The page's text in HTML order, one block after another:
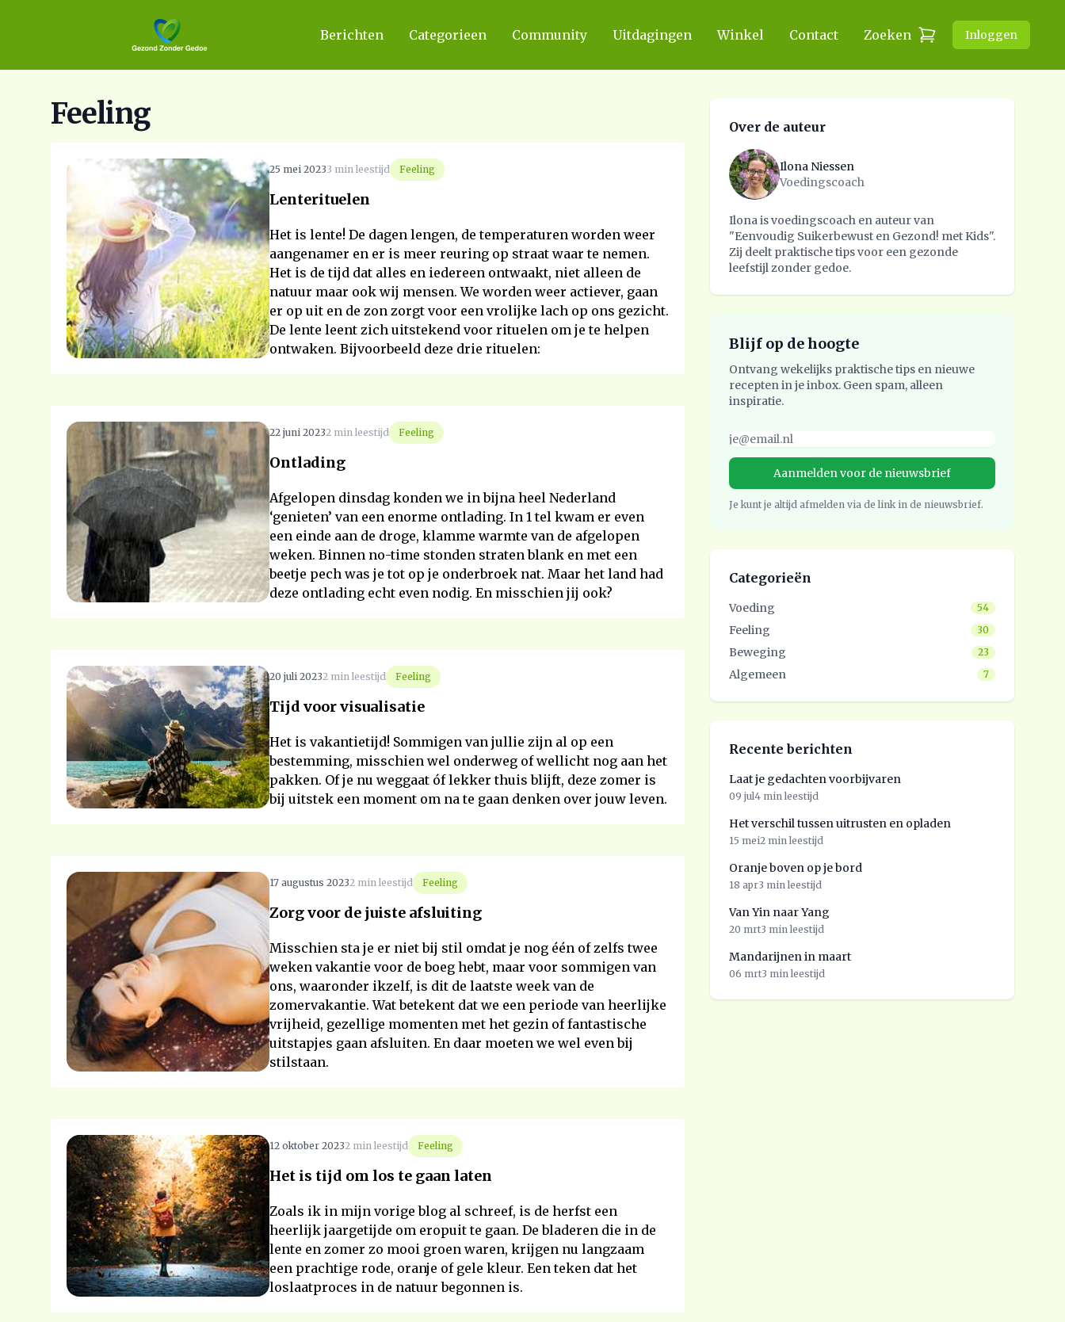
Berichten Categorieen Community Uitdagingen Winkel Contact Zoeken Inloggen
Feeling
25 mei 20233 min leestijd Feeling
Lenterituelen
Het is lente! De dagen lengen, de temperaturen worden weer
aangenamer en er is meer reuring op straat waar te nemen.
Het is de tijd dat alles en iedereen ontwaakt, niet alleen de
natuur maar ook wij mensen. We worden weer actiever, gaan
er op uit en de zon zorgt voor een vrolijke lach op ons gezicht.
De lente leent zich uitstekend voor rituelen om je te helpen
ontwaken. Bijvoorbeeld deze drie rituelen:
22 juni 20232 min leestijd Feeling
Ontlading
Afgelopen dinsdag konden we in bijna heel Nederland
‘genieten’ van een enorme ontlading. In 1 tel kwam er even
een einde aan de droge, klamme warmte van de afgelopen
weken. Binnen no-time stonden straten blank en met een
beetje pech was je tot op je onderbroek nat. Maar het land had
deze ontlading echt even nodig. En misschien jij ook?
20 juli 20232 min leestijd Feeling
Tijd voor visualisatie
Het is vakantietijd! Sommigen van jullie zijn al op een
bestemming, misschien wel onderweg of wellicht nog aan het
pakken. Of je nu weggaat óf lekker thuis blijft, deze zomer is
bij uitstek een moment om na te gaan denken over jouw leven.
17 augustus 20232 min leestijd Feeling
Zorg voor de juiste afsluiting
Misschien sta je er niet bij stil omdat je nog één of zelfs twee
weken vakantie voor de boeg hebt, maar voor sommigen van
ons, waaronder ikzelf, is dit de laatste week van de
zomervakantie. Wat betekent dat we een periode van heerlijke
vrijheid, gezellige momenten met het gezin of fantastische
uitstapjes gaan afsluiten. En daar moeten we wel even bij
stilstaan.
12 oktober 20232 min leestijd Feeling
Het is tijd om los te gaan laten
Zoals ik in mijn vorige blog al schreef, is de herfst een
heerlijk jaargetijde om eropuit te gaan. De bladeren die in de
lente en zomer zo mooi groen waren, krijgen nu langzaam
een prachtige rode, oranje of gele kleur. Een teken dat het
loslaatproces in de natuur begonnen is.
Over de auteur
Ilona Niessen
Voedingscoach
Ilona is voedingscoach en auteur van
"Eenvoudig Suikerbewust en Gezond! met Kids".
Zij deelt praktische tips voor een gezonde
leefstijl zonder gedoe.
Blijf op de hoogte
Ontvang wekelijks praktische tips en nieuwe
recepten in je inbox. Geen spam, alleen
inspiratie.
Je kunt je altijd afmelden via de link in de nieuwsbrief.
Categorieën
Voeding 54
Feeling 30
Beweging 23
Algemeen 7
Recente berichten
Laat je gedachten voorbijvaren
09 jul4 min leestijd
Het verschil tussen uitrusten en opladen
15 mei2 min leestijd
Oranje boven op je bord
18 apr3 min leestijd
Van Yin naar Yang
20 mrt3 min leestijd
Mandarijnen in maart
06 mrt3 min leestijd